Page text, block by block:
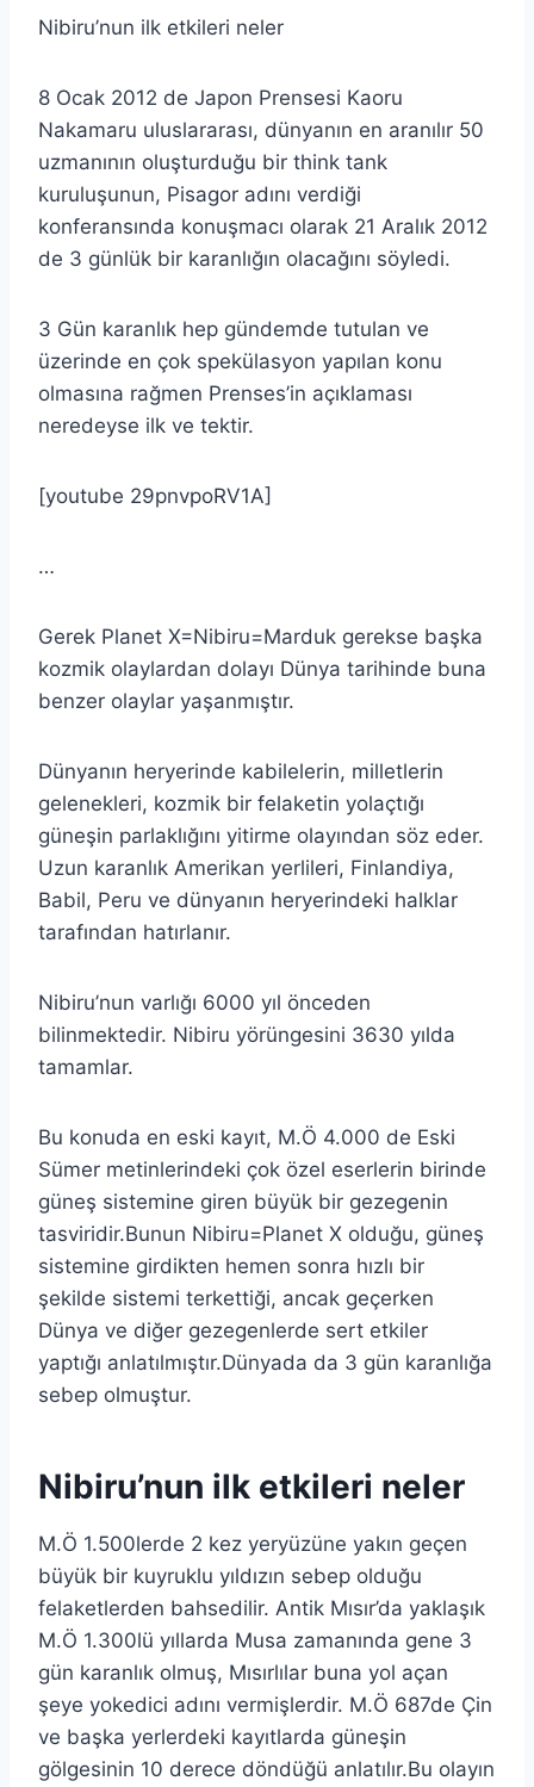
Nibiru’nun ilk etkileri neler
8 Ocak 2012 de Japon Prensesi Kaoru
Nakamaru uluslararası, dünyanın en aranılır 50
uzmanının oluşturduğu bir think tank
kuruluşunun, Pisagor adını verdiği
konferansında konuşmacı olarak 21 Aralık 2012
de 3 günlük bir karanlığın olacağını söyledi.
3 Gün karanlık hep gündemde tutulan ve
üzerinde en çok spekülasyon yapılan konu
olmasına rağmen Prenses’in açıklaması
neredeyse ilk ve tektir.
[youtube 29pnvpoRV1A]
…
Gerek Planet X=Nibiru=Marduk gerekse başka
kozmik olaylardan dolayı Dünya tarihinde buna
benzer olaylar yaşanmıştır.
Dünyanın heryerinde kabilelerin, milletlerin
gelenekleri, kozmik bir felaketin yolaçtığı
güneşin parlaklığını yitirme olayından söz eder.
Uzun karanlık Amerikan yerlileri, Finlandiya,
Babil, Peru ve dünyanın heryerindeki halklar
tarafından hatırlanır.
Nibiru’nun varlığı 6000 yıl önceden
bilinmektedir. Nibiru yörüngesini 3630 yılda
tamamlar.
Bu konuda en eski kayıt, M.Ö 4.000 de Eski
Sümer metinlerindeki çok özel eserlerin birinde
güneş sistemine giren büyük bir gezegenin
tasviridir.Bunun Nibiru=Planet X olduğu, güneş
sistemine girdikten hemen sonra hızlı bir
şekilde sistemi terkettiği, ancak geçerken
Dünya ve diğer gezegenlerde sert etkiler
yaptığı anlatılmıştır.Dünyada da 3 gün karanlığa
sebep olmuştur.
Nibiru’nun ilk etkileri neler
M.Ö 1.500lerde 2 kez yeryüzüne yakın geçen
büyük bir kuyruklu yıldızın sebep olduğu
felaketlerden bahsedilir. Antik Mısır’da yaklaşık
M.Ö 1.300lü yıllarda Musa zamanında gene 3
gün karanlık olmuş, Mısırlılar buna yol açan
şeye yokedici adını vermişlerdir. M.Ö 687de Çin
ve başka yerlerdeki kayıtlarda güneşin
gölgesinin 10 derece döndüğü anlatılır.Bu olayın